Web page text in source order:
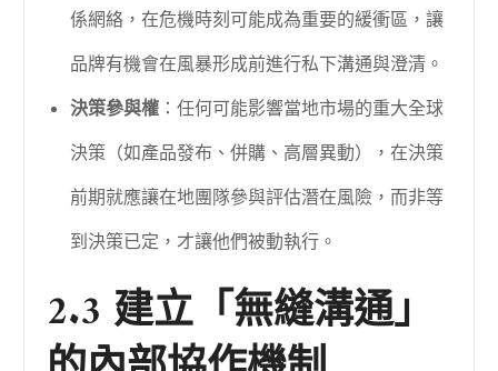
係網絡，在危機時刻可能成為重要的緩衝區，讓
品牌有機會在風暴形成前進行私下溝通與澄清。
決策參與權 ：任何可能影響當地市場的重大全球
決策（如產品發布、併購、高層異動），在決策
前期就應讓在地團隊參與評估潛在風險，而非等
到決策已定，才讓他們被動執行。
2.3 建立「無縫溝通」